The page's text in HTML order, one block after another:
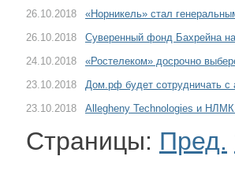
26.10.2018
«Норникель» стал
26.10.2018
Суверенный фонд Бахрейна
24.10.2018
«Ростелеком» досрочно
23.10.2018
Дом.рф будет сотрудничать с
23.10.2018
Allegheny Technologies и НЛМК
Страницы: Пред.